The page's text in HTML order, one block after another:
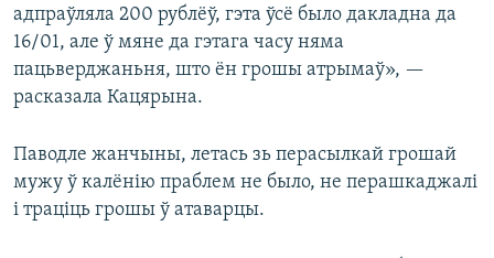
адпраўляла 200 рублёў, гэта ўсё было дакладна да
16/01, але ў мяне да гэтага часу няма
пацьверджаньня, што ён грошы атрымаў», —
расказала Кацярына.
Паводле жанчыны, летась зь перасылкай грошай
мужу ў калёнію праблем не было, не перашкаджалі
і траціць грошы ў атаварцы.